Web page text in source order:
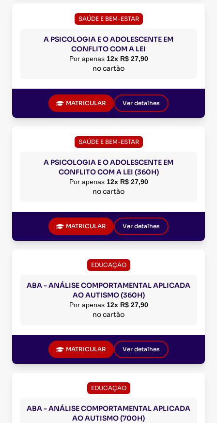
SAÚDE E BEM-ESTAR
A PSICOLOGIA E O ADOLESCENTE EM
CONFLITO COM A LEI
Por apenas 12x R$ 27,90
no cartão
MATRICULAR Ver detalhes
SAÚDE E BEM-ESTAR
A PSICOLOGIA E O ADOLESCENTE EM
CONFLITO COM A LEI (360H)
Por apenas 12x R$ 27,90
no cartão
MATRICULAR Ver detalhes
EDUCAÇÃO
ABA - ANÁLISE COMPORTAMENTAL APLICADA
AO AUTISMO (360H)
Por apenas 12x R$ 27,90
no cartão
MATRICULAR Ver detalhes
EDUCAÇÃO
ABA - ANÁLISE COMPORTAMENTAL APLICADA
AO AUTISMO (700H)